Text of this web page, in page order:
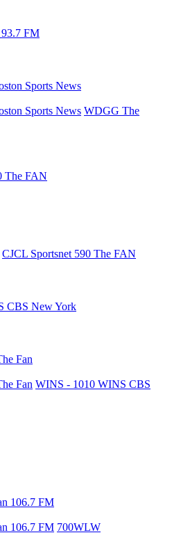
FM
Sports News
Sports News WDGG The
The FAN
CJCL Sportsnet 590 The FAN
CBS New York
Fan
Fan WINS - 1010 WINS CBS
106.7 FM
106.7 FM 700WLW